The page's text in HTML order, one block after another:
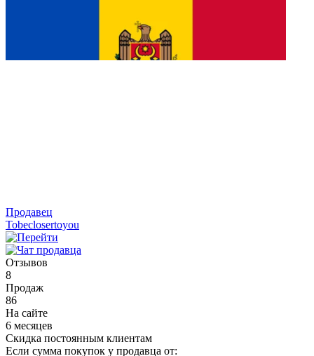
Продавец
Tobeclosertoyou
Отзывов
8
Продаж
86
На сайте
6 месяцев
Скидка постоянным клиентам
Если сумма покупок у продавца от: